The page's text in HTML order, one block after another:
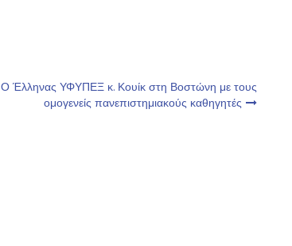
Ο Έλληνας ΥΦΥΠΕΞ κ. Κουίκ στη Βοστώνη με τους
ομογενείς πανεπιστημιακούς καθηγητές